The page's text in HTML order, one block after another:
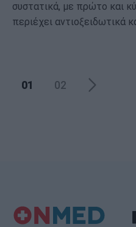
συστατικά, με πρώτο και
περιέχει αντιοξειδωτικά
01 02